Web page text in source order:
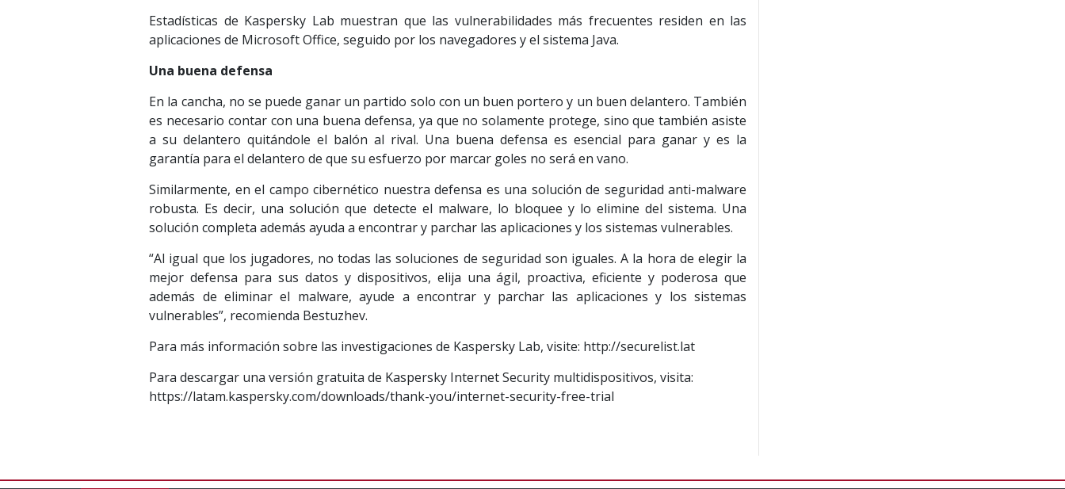
Estadísticas de Kaspersky Lab muestran que las vulnerabilidades más frecuentes residen en las
aplicaciones de Microsoft Office, seguido por los navegadores y el sistema Java.
Una buena defensa
En la cancha, no se puede ganar un partido solo con un buen portero y un buen delantero. También
es necesario contar con una buena defensa, ya que no solamente protege, sino que también asiste
a su delantero quitándole el balón al rival. Una buena defensa es esencial para ganar y es la
garantía para el delantero de que su esfuerzo por marcar goles no será en vano.
Similarmente, en el campo cibernético nuestra defensa es una solución de seguridad anti-malware
robusta. Es decir, una solución que detecte el malware, lo bloquee y lo elimine del sistema. Una
solución completa además ayuda a encontrar y parchar las aplicaciones y los sistemas vulnerables.
“Al igual que los jugadores, no todas las soluciones de seguridad son iguales. A la hora de elegir la
mejor defensa para sus datos y dispositivos, elija una ágil, proactiva, eficiente y poderosa que
además de eliminar el malware, ayude a encontrar y parchar las aplicaciones y los sistemas
vulnerables”, recomienda Bestuzhev.
Para más información sobre las investigaciones de Kaspersky Lab, visite: http://securelist.lat
Para descargar una versión gratuita de Kaspersky Internet Security multidispositivos, visita:
https://latam.kaspersky.com/downloads/thank-you/internet-security-free-trial